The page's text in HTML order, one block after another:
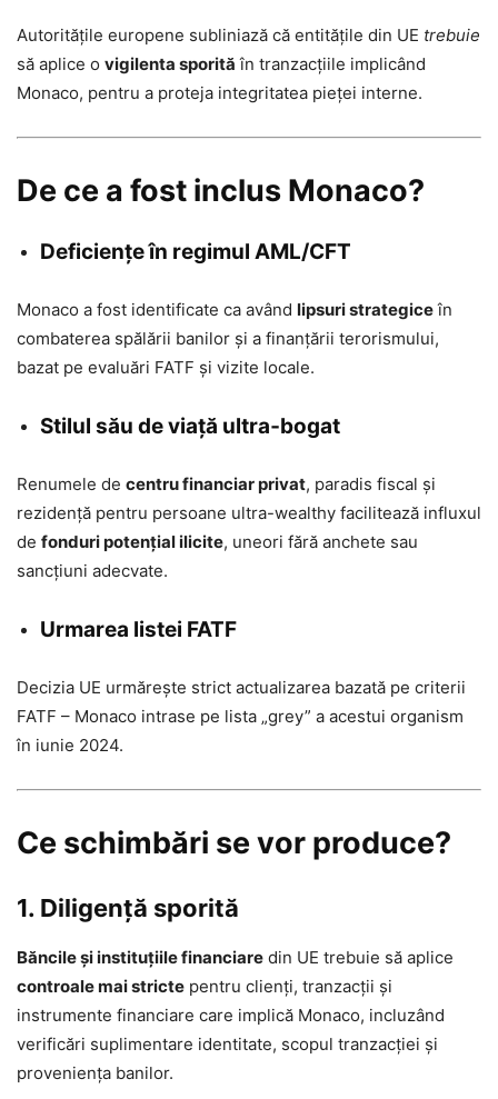
Autoritățile europene subliniază că entitățile din UE trebuie
să aplice o vigilenta sporită în tranzacțiile implicând
Monaco, pentru a proteja integritatea pieței interne.
De ce a fost inclus Monaco?
Deficiențe în regimul AML/CFT
Monaco a fost identificate ca având lipsuri strategiceîn
combaterea spălării banilor și a finanțării terorismului,
bazat pe evaluări FATF și vizite locale.
Stilul său de viață ultra‑bogat
Renumele de centru financiar privat, paradis fiscal și
rezidență pentru persoane ultra-wealthy facilitează influxul
de fonduri potențial ilicite, uneori fără anchete sau
sancțiuni adecvate.
Urmarea listei FATF
Decizia UE urmărește strict actualizarea bazată pe criterii
FATF – Monaco intrase pe lista „grey” a acestui organism
în iunie 2024.
Ce schimbări se vor produce?
1. Diligență sporită
Băncile și instituțiile financiare din UE trebuie să aplice
controale mai stricte pentru clienți, tranzacții și
instrumente financiare care implică Monaco, incluzând
verificări suplimentare identitate, scopul tranzacției și
proveniența banilor.